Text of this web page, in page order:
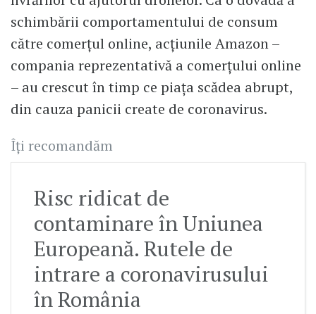
schimbării comportamentului de consum
către comerțul online, acțiunile Amazon –
compania reprezentativă a comerțului online
– au crescut în timp ce piața scădea abrupt,
din cauza panicii create de coronavirus.
Îți recomandăm
Risc ridicat de
contaminare în Uniunea
Europeană. Rutele de
intrare a coronavirusului
în România